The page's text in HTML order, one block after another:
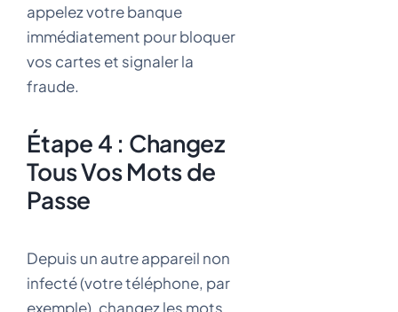
appelez votre banque
immédiatement pour bloquer
vos cartes et signaler la
fraude.
Étape 4 : Changez
Tous Vos Mots de
Passe
Depuis un autre appareil non
infecté (votre téléphone, par
exemple), changez les mots